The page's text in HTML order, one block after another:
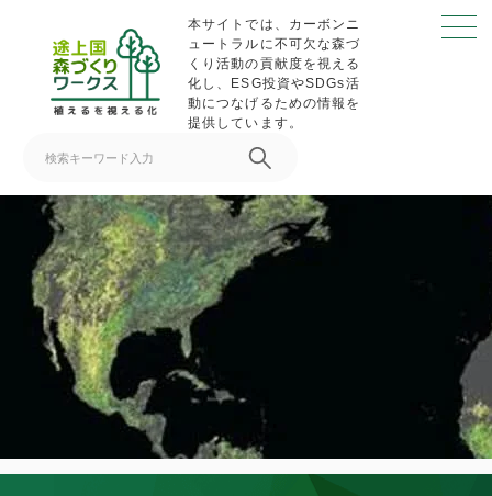
本サイトでは、カーボンニ
ュートラルに不可欠な森づ
くり活動の貢献度を視える
化し、ESG投資やSDGs活
動につなげるための情報を
提供しています。